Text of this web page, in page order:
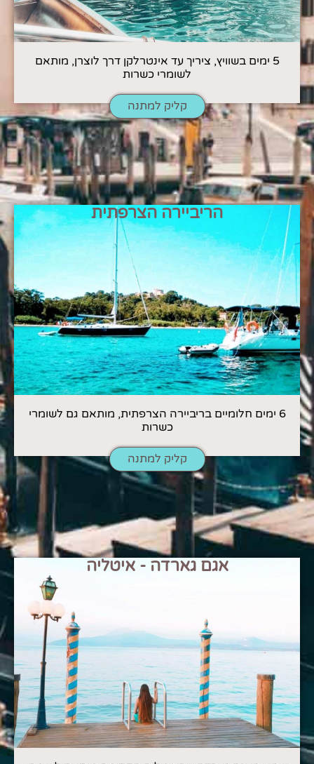
5 ימים בשוויץ, ציריך עד אינטרלקן דרך לוצרן, מותאם
לשומרי כשרות
קליק למתנה
הריביירה הצרפתית
6 ימים חלומיים בריביירה הצרפתית, מותאם גם לשומרי
כשרות
קליק למתנה
אגם גארדה - איטליה